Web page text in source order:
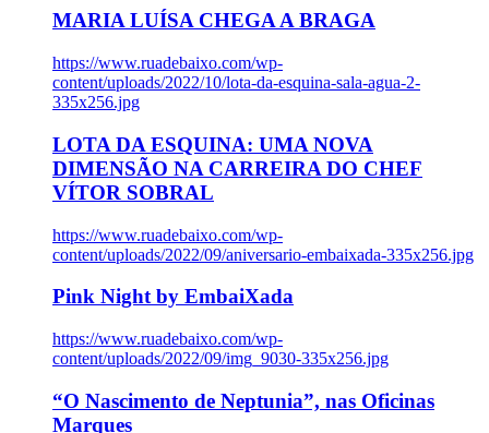
MARIA LUÍSA CHEGA A BRAGA
https://www.ruadebaixo.com/wp-
content/uploads/2022/10/lota-da-esquina-sala-agua-2-
335x256.jpg
LOTA DA ESQUINA: UMA NOVA
DIMENSÃO NA CARREIRA DO CHEF
VÍTOR SOBRAL
https://www.ruadebaixo.com/wp-
content/uploads/2022/09/aniversario-embaixada-335x256.jpg
Pink Night by EmbaiXada
https://www.ruadebaixo.com/wp-
content/uploads/2022/09/img_9030-335x256.jpg
“O Nascimento de Neptunia”, nas Oficinas
Marques